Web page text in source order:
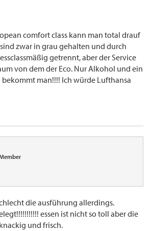
comfort class kann man total drauf
zwar in grau gehalten und durch
getrennt, aber der Service
von dem der Eco. Nur Alkohol und ein
bekommt man!!!! Ich würde Lufthansa
die ausführung allerdings.
essen ist nicht so toll aber die
und frisch.